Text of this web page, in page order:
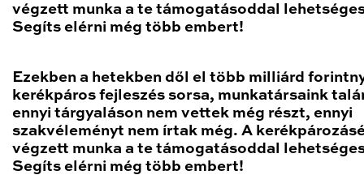
végzett munka a te támogatásoddal
Segíts elérni még több embert!
Ezekben a hetekben dől el több milliárd
kerékpáros fejleszés sorsa, munkatársaink
ennyi tárgyaláson nem vettek még részt, ennyi
szakvéleményt nem írtak még. A
végzett munka a te támogatásoddal
Segíts elérni még több embert!